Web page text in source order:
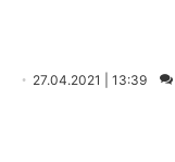
27.04.2021 | 13:39